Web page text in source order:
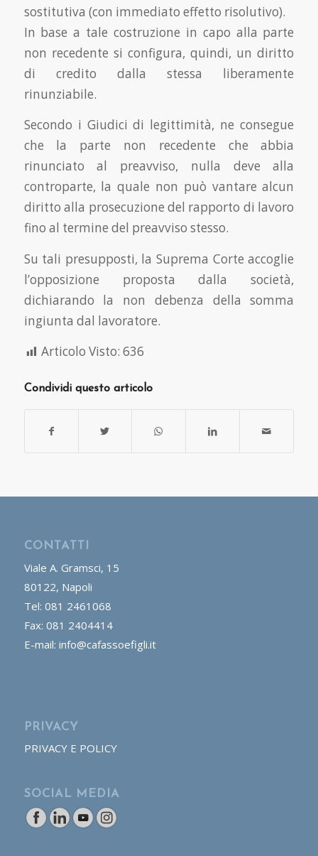
sostitutiva (con immediato effetto risolutivo).
In base a tale costruzione in capo alla parte
non recedente si configura, quindi, un diritto
di credito dalla stessa liberamente
rinunziabile.
Secondo i Giudici di legittimità, ne consegue
che la parte non recedente che abbia
rinunciato al preavviso, nulla deve alla
controparte, la quale non può vantare alcun
diritto alla prosecuzione del rapporto di lavoro
fino al termine del preavviso stesso.
Su tali presupposti, la Suprema Corte accoglie
l’opposizione proposta dalla società,
dichiarando la non debenza della somma
ingiunta dal lavoratore.
Articolo Visto: 636
Condividi questo articolo
CONTATTI
Viale A. Gramsci, 15
80122, Napoli
Tel: 081 2461068
Fax: 081 2404414
E-mail: info@cafassoefigli.it
PRIVACY
PRIVACY E POLICY
SOCIAL MEDIA